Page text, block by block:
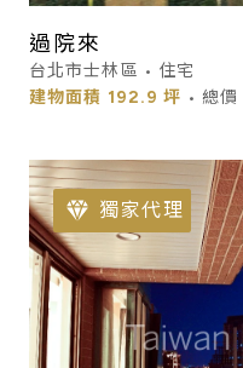
過院來
台北市士林區 • 住宅
建物面積 192.9 坪 • 總價
獨家代理